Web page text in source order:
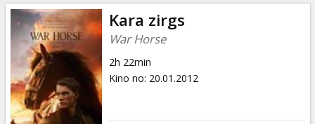
Kara zirgs
War Horse
2h 22min
Kino no: 20.01.2012